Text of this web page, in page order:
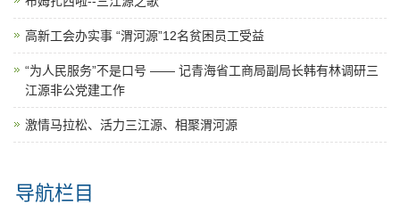
高新工会办实事 “渭河源”12名贫困员工受益
“为人民服务”不是口号 —— 记青海省工商局副局长韩有林调研三
江源非公党建工作
激情马拉松、活力三江源、相聚渭河源
导航栏目